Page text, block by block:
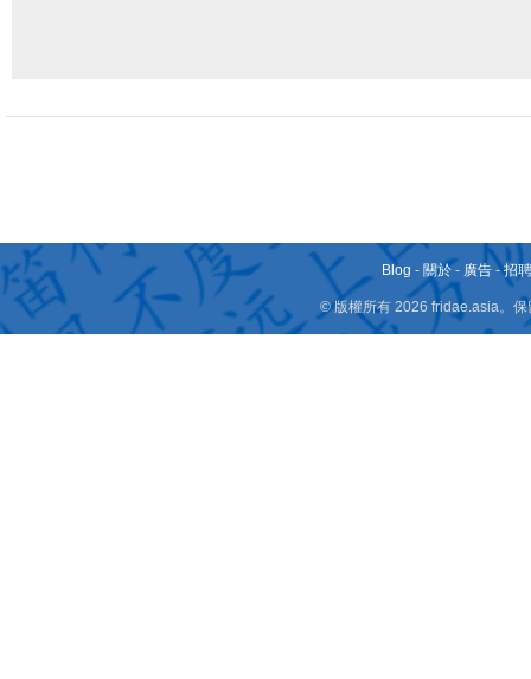
Blog - 關於 - 廣告 -招
© 版權所有 2026 fridae.asia。